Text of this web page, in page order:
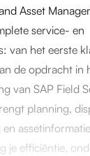
Asset
service- en
van het eerste
de opdracht in
van SAP Field
planning,
je efficiëntie,